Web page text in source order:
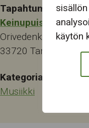
käytön
Tapahtumapaikka:
Keinupuistokeskus
Orivedenkatu 28
33720 Tampere
Kategoriat:
Musiikki